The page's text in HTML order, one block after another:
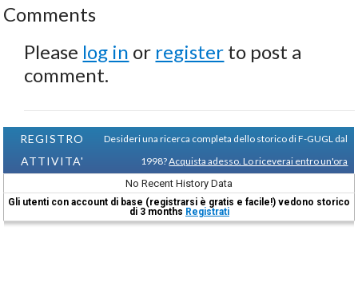
Comments
Please log in or register to post a
comment.
REGISTRO
ATTIVITA'
Desideri una ricerca completa dello storico di F-GUGL dal
1998?Acquista adesso. Lo riceverai entro un'ora
No Recent History Data
Gli utenti con account di base (registrarsi è gratis e facile!) vedono storico
di 3 months Registrati